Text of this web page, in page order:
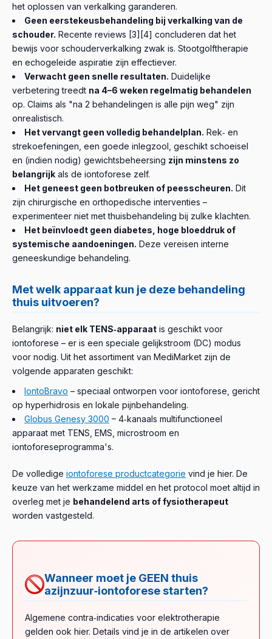
het oplossen van verkalking garanderen.
Geen eerstekeus­behandeling bij verkalking van de
schouder. Recente reviews [3][4] concluderen dat het
bewijs voor schouderverkalking zwak is. Stootgolftherapie
en echogeleide aspiratie zijn effectiever.
Verwacht geen snelle resultaten. Duidelijke
verbetering treedt na 4–6 weken regelmatig behandelen
op. Claims als "na 2 behandelingen is alle pijn weg" zijn
onrealistisch.
Het vervangt geen volledig behandelplan. Rek‑ en
strekoefeningen, een goede inlegzool, geschikt schoeisel
en (indien nodig) gewichtsbeheersing zijn minstens zo
belangrijk als de iontoforese zelf.
Het geneest geen botbreuken of peesscheuren. Dit
zijn chirurgische en orthopedische interventies –
experimenteer niet met thuisbehandeling bij zulke klachten.
Het beïnvloedt geen diabetes, hoge bloeddruk of
systemische aandoeningen. Deze vereisen interne
geneeskundige behandeling.
Met welk apparaat kun je deze behandeling
thuis uitvoeren?
Belangrijk: niet elk TENS‑apparaat is geschikt voor
iontoforese – er is een speciale gelijkstroom (DC) modus
voor nodig. Uit het assortiment van MediMarket zijn de
volgende apparaten geschikt:
IontoBravo – speciaal ontworpen voor iontoforese, gericht
op hyperhidrosis en lokale pijnbehandeling.
Globus Genesy 3000 – 4‑kanaals multifunctioneel
apparaat met TENS, EMS, microstroom en
iontoforeseprogramma's.
De volledige iontoforese productcategorie vind je hier. De
keuze van het werkzame middel en het protocol moet altijd in
overleg met je behandelend arts of fysiotherapeut
worden vastgesteld.
Wanneer moet je GEEN thuis
azijnzuur‑iontoforese starten?
Algemene contra‑indicaties voor elektrotherapie
gelden ook hier. Details vind je in de artikelen over